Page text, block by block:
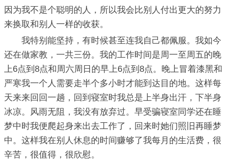
因为我不是个聪明的人，所以我会比别人付出更大的努力
来换取和别人一样的收获。
我特别能坚持，有时候甚至连我自己都佩服。我如今
还在做家教，一共三份。我的工作时间是周一至周五的晚
上6点到8点和周六周日的早上6点到8点。晚上冒着漆黑和
严寒我一个人需要走半个多小时才能到达目的地。这样每
天来来回回一趟，回到寝室时我总是上半身出汗，下半身
冰凉。风雨无阻，我没有放弃过。早受骗寝室同学还在睡
梦中时我便爬起身来出去工作了，回来时她们照旧再睡梦
中。这样我在别人休息的时间赚够了我每月的生活费，很
辛苦，很值得，很欣慰。